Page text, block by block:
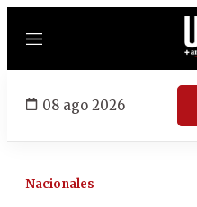
Menú
08 ago 2026
Nacionales